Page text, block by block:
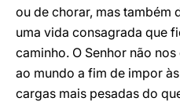
ou de chorar, mas também
uma vida consagrada que
caminho. O Senhor não
ao mundo a fim de impor
cargas mais pesadas do